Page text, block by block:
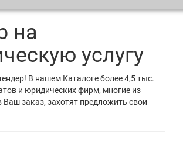
на
услугу
В нашем Каталоге более 4,5 тыс.
и юридических фирм, многие из
Ваш заказ, захотят предложить свои